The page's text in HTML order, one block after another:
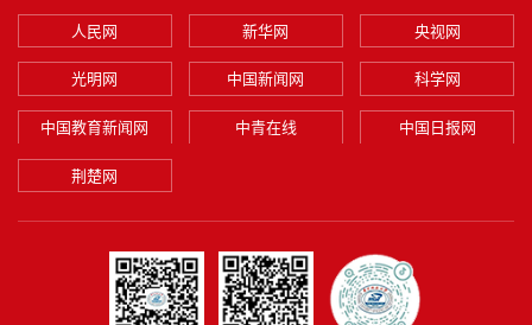
第798期
第797期
第796期
第795期
人民网 新华网 央视网
光明网 中国新闻网 科学网
中国教育新闻网 中青在线 中国日报网
荆楚网